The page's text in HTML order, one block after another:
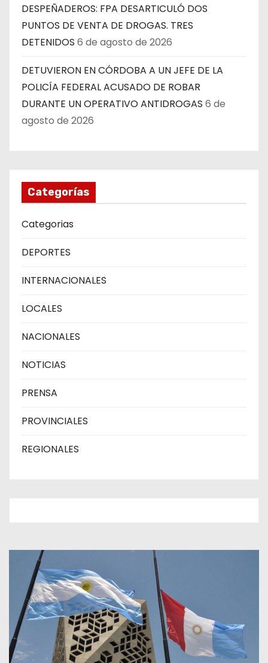
DESPEÑADEROS: FPA DESARTICULÓ DOS
PUNTOS DE VENTA DE DROGAS. TRES
DETENIDOS 6 de agosto de 2026
DETUVIERON EN CÓRDOBA A UN JEFE DE LA
POLICÍA FEDERAL ACUSADO DE ROBAR
DURANTE UN OPERATIVO ANTIDROGAS 6 de
agosto de 2026
Categorías
Categorias
DEPORTES
INTERNACIONALES
LOCALES
NACIONALES
NOTICIAS
PRENSA
PROVINCIALES
REGIONALES